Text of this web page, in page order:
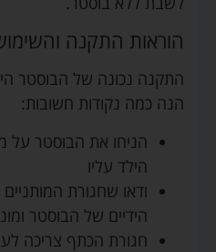
הוראות התקנה
התקנה נכונה של הבוסטר
הנה כמה נקודות חשובות:
הניחו את הבוסטר על
הילד עליו
ודאו שחגורת
הידיים של הבוסטר
חגורת הכתף צריכה